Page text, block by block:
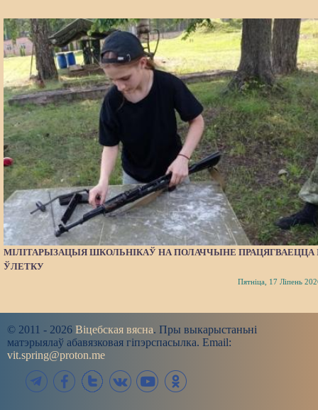
МІЛІТАРЫЗАЦЫЯ ШКОЛЬНІКАЎ НА ПОЛАЧЧЫНЕ ПРАЦЯГВАЕЦЦА
ЎЛЕТКУ
Пятніца, 17 Ліпень
© 2011 - 2026 Віцебская вясна. Пры выкарыстаньні
матэрыялаў абавязковая гіпэрспасылка. Email:
vit.spring@proton.me